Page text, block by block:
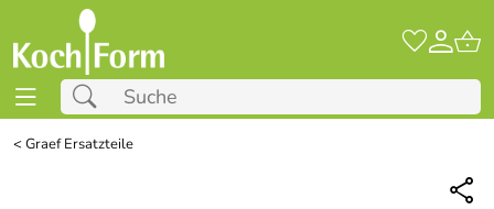
<Graef Ersatzteile